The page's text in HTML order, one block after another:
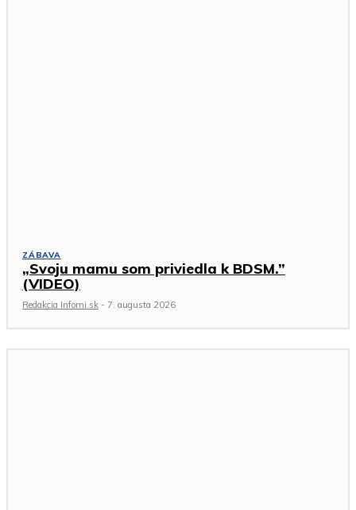
ZÁBAVA
„Svoju mamu som priviedla k BDSM.”
(VIDEO)
Redakcia Infomi.sk - 7. augusta 2026